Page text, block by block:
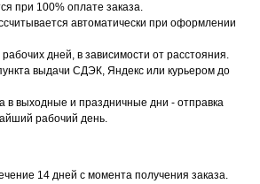
при 100% оплате заказа.
автоматически при оформлении
дней, в зависимости от расстояния.
выдачи СДЭК, Яндекс или курьером до
в выходные и праздничные дни - отправка
рабочий день.
14 дней с момента получения заказа.